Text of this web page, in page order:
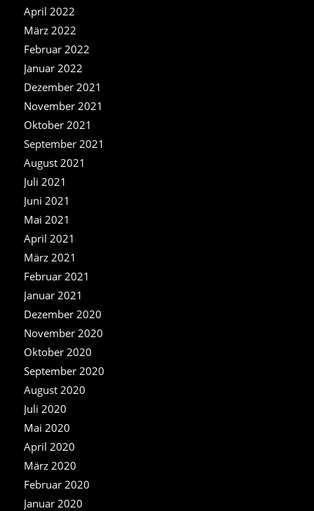
April 2022
März 2022
Februar 2022
Januar 2022
Dezember 2021
November 2021
Oktober 2021
September 2021
August 2021
Juli 2021
Juni 2021
Mai 2021
April 2021
März 2021
Februar 2021
Januar 2021
Dezember 2020
November 2020
Oktober 2020
September 2020
August 2020
Juli 2020
Mai 2020
April 2020
März 2020
Februar 2020
Januar 2020